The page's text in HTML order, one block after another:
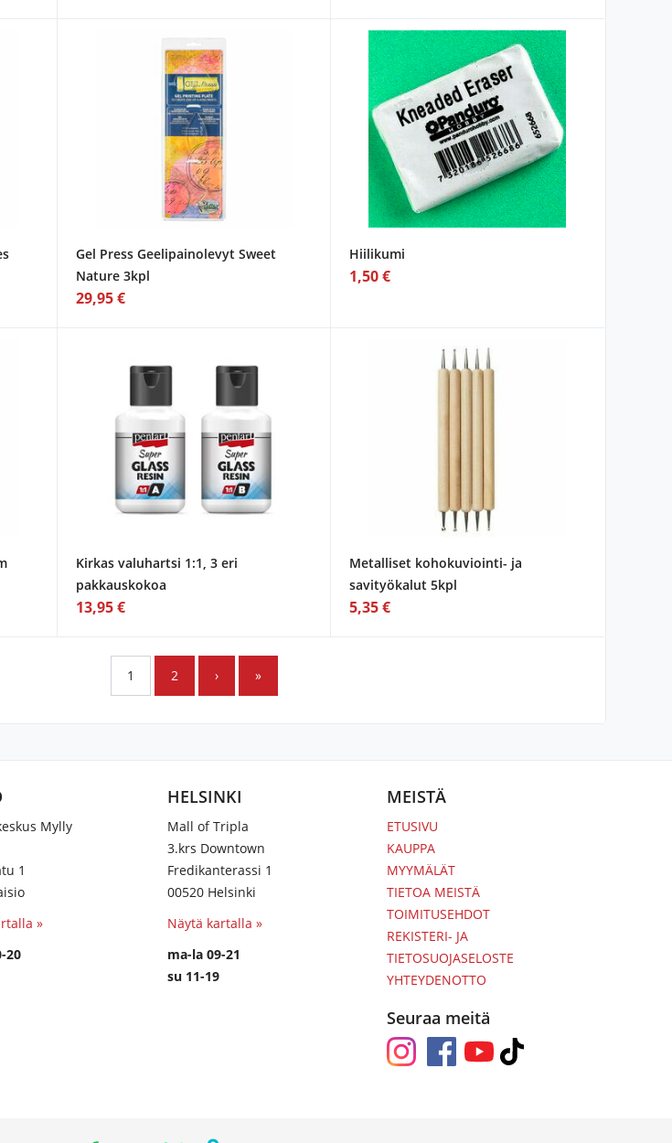
Gel Press Geelipainolevyt Sweet
Nature 3kpl
29,95 €
Hiilikumi
1,50 €
Kirkas valuhartsi 1:1, 3 eri
pakkauskokoa
13,95 €
Metalliset kohokuviointi- ja
savityökalut 5kpl
5,35 €
1 2 › »
Mylly
1
»
20
HELSINKI
Mall of Tripla
3.krs Downtown
Fredikanterassi 1
00520 Helsinki
Näytä kartalla »
ma-la 09-21
su 11-19
MEISTÄ
ETUSIVU
KAUPPA
MYYMÄLÄT
TIETOA MEISTÄ
TOIMITUSEHDOT
REKISTERI- JA
TIETOSUOJASELOSTE
YHTEYDENOTTO
Seuraa meitä